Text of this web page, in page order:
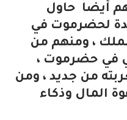
أيضا حاول
لحضرموت في
، ومنهم من
في حضرموت ،
من جديد ، ومن
المال وذكاء